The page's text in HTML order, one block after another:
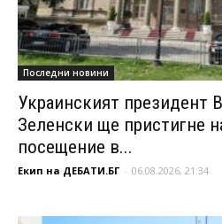
Последни новини
Украинският президент
Зеленски ще пристигне
посещение в...
Екип на ДЕБАТИ.БГ - 06.08.2026, 21:34